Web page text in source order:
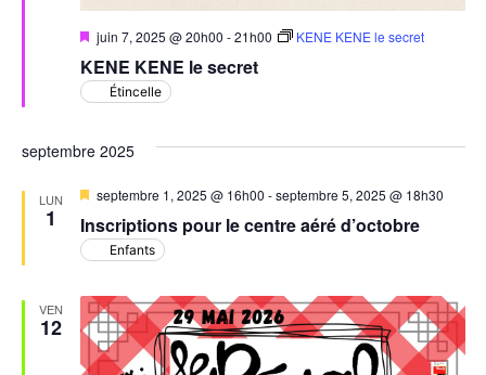
KENE KENE le secret
Mis
avant
juin 7, 2025 @ 20h00 -21h00 KENE KENE le secret
Étincelle
septembre 2025
LUN
1 Inscriptions pour le centre aéré d’octobre
Mis
avant
septembre 1, 2025 @ 16h00 -septembre 5, 2025 @ 18h30
Enfants
VEN
12